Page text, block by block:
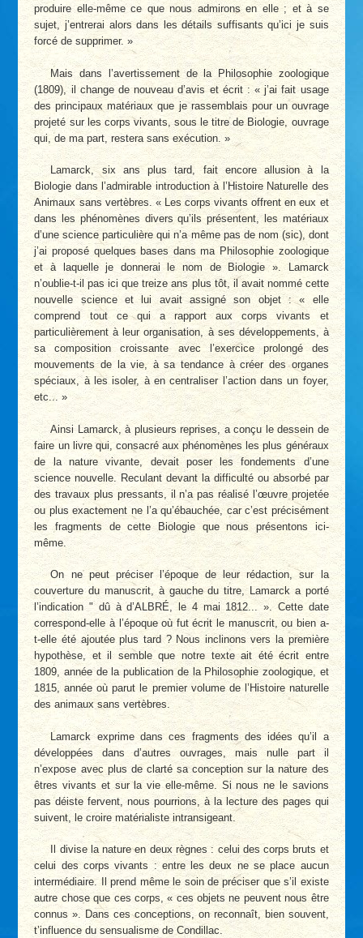
produire elle-même ce que nous admirons en elle ; et à se
sujet, j’entrerai alors dans les détails suffisants qu’ici je suis
forcé de supprimer. »
Mais dans l’avertissement de la Philosophie zoologique
(1809), il change de nouveau d’avis et écrit : « j’ai fait usage
des principaux matériaux que je rassemblais pour un ouvrage
projeté sur les corps vivants, sous le titre de Biologie, ouvrage
qui, de ma part, restera sans exécution. »
Lamarck, six ans plus tard, fait encore allusion à la
Biologie dans l’admirable introduction à l’Histoire Naturelle des
Animaux sans vertèbres. « Les corps vivants offrent en eux et
dans les phénomènes divers qu’ils présentent, les matériaux
d’une science particulière qui n’a même pas de nom (sic), dont
j’ai proposé quelques bases dans ma Philosophie zoologique
et à laquelle je donnerai le nom de Biologie ». Lamarck
n’oublie-t-il pas ici que treize ans plus tôt, il avait nommé cette
nouvelle science et lui avait assigné son objet : « elle
comprend tout ce qui a rapport aux corps vivants et
particulièrement à leur organisation, à ses développements, à
sa composition croissante avec l’exercice prolongé des
mouvements de la vie, à sa tendance à créer des organes
spéciaux, à les isoler, à en centraliser l’action dans un foyer,
etc... »
Ainsi Lamarck, à plusieurs reprises, a conçu le dessein de
faire un livre qui, consacré aux phénomènes les plus généraux
de la nature vivante, devait poser les fondements d’une
science nouvelle. Reculant devant la difficulté ou absorbé par
des travaux plus pressants, il n’a pas réalisé l’œuvre projetée
ou plus exactement ne l’a qu’ébauchée, car c’est précisément
les fragments de cette Biologie que nous présentons ici-
même.
On ne peut préciser l’époque de leur rédaction, sur la
couverture du manuscrit, à gauche du titre, Lamarck a porté
l’indication " dû à d’ALBRÉ, le 4 mai 1812... ». Cette date
correspond-elle à l’époque où fut écrit le manuscrit, ou bien a-
t-elle été ajoutée plus tard ? Nous inclinons vers la première
hypothèse, et il semble que notre texte ait été écrit entre
1809, année de la publication de la Philosophie zoologique, et
1815, année où parut le premier volume de l’Histoire naturelle
des animaux sans vertèbres.
Lamarck exprime dans ces fragments des idées qu’il a
développées dans d’autres ouvrages, mais nulle part il
n’expose avec plus de clarté sa conception sur la nature des
êtres vivants et sur la vie elle-même. Si nous ne le savions
pas déiste fervent, nous pourrions, à la lecture des pages qui
suivent, le croire matérialiste intransigeant.
Il divise la nature en deux règnes : celui des corps bruts et
celui des corps vivants : entre les deux ne se place aucun
intermédiaire. Il prend même le soin de préciser que s’il existe
autre chose que ces corps, « ces objets ne peuvent nous être
connus ». Dans ces conceptions, on reconnaît, bien souvent,
t’influence du sensualisme de Condillac.